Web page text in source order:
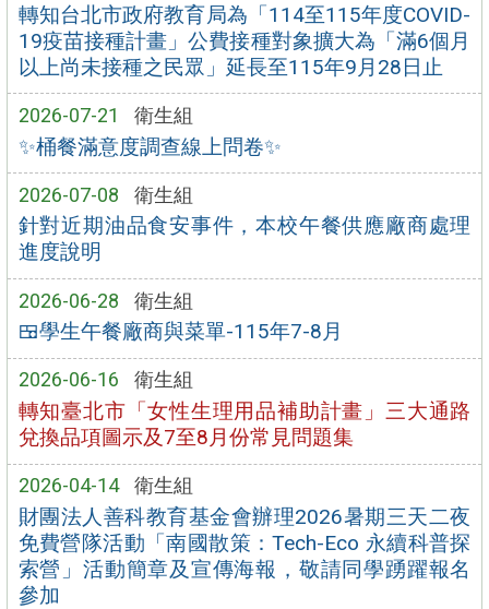
轉知台北市政府教育局為「114至115年度COVID-
19疫苗接種計畫」公費接種對象擴大為「滿6個月
以上尚未接種之民眾」延長至115年9月28日止
2026-07-21 衛生組
✨桶餐滿意度調查線上問卷✨
2026-07-08 衛生組
針對近期油品食安事件，本校午餐供應廠商處理
進度說明
2026-06-28 衛生組
🍱學生午餐廠商與菜單-115年7-8月
2026-06-16 衛生組
轉知臺北市「女性生理用品補助計畫」三大通路
兌換品項圖示及7至8月份常見問題集
2026-04-14 衛生組
財團法人善科教育基金會辦理2026暑期三天二夜
免費營隊活動「南國散策：Tech-Eco 永續科普探
索營」活動簡章及宣傳海報，敬請同學踴躍報名
參加